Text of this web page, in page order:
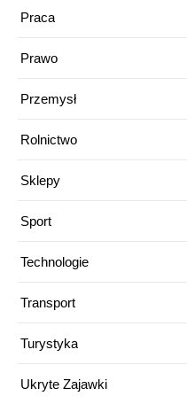
Praca
Prawo
Przemysł
Rolnictwo
Sklepy
Sport
Technologie
Transport
Turystyka
Ukryte Zajawki